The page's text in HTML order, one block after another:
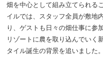
畑を中心として組み立てられる
イルでは、スタッフ全員が敷地
り、ゲストも日々の畑仕事に参
リゾートに農を取り込んでいく
タイル誕生の背景を追いました。